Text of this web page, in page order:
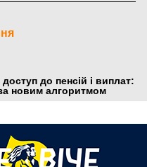
до пенсій і виплат:
новим алгоритмом